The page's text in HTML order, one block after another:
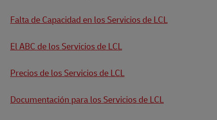
Falta de Capacidad en los Servicios de LCL
El ABC de los Servicios de LCL
Precios de los Servicios de LCL
Documentación para los Servicios de LCL